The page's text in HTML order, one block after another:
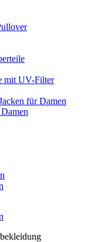
mit UV-Filter
für Damen